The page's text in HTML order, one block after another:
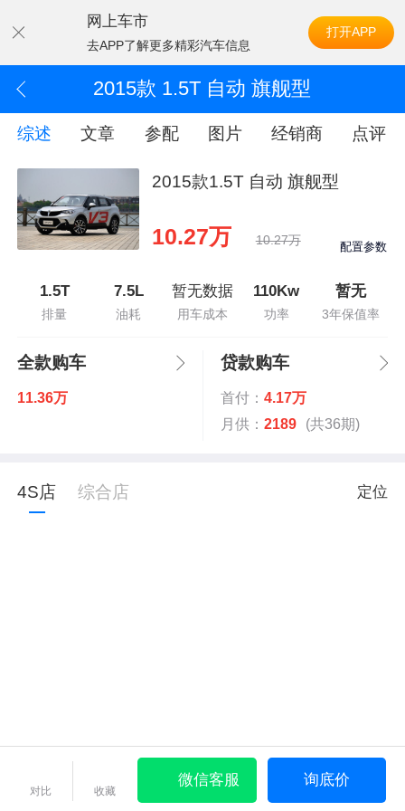
网上车市
去APP了解更多精彩汽车信息
打开APP
2015款 1.5T 自动 旗舰型
综述 文章 参配 图片 经销商 点评
2015款1.5T 自动 旗舰型
10.27万 10.27万 配置参数
1.5T
排量
7.5L
油耗
暂无数据
用车成本
110Kw
功率
暂无
3年保值率
全款购车
11.36万
贷款购车
首付： 4.17万
月供： 2189 (共36期)
4S店 综合店 定位
对比 收藏
微信客服 询底价